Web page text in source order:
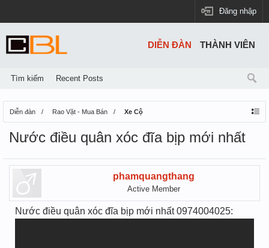
Đăng nhập
Diễn đàn Rao Vặt - Mua Bán Xe Cộ
Nước điều quân xóc đĩa bịp mới nhất
phamquangthang
Active Member
Nước điều quân xóc đĩa bịp mới nhất 0974004025:
DIỄN ĐÀN
Tìm kiếm Recent Posts
THÀNH VIÊN